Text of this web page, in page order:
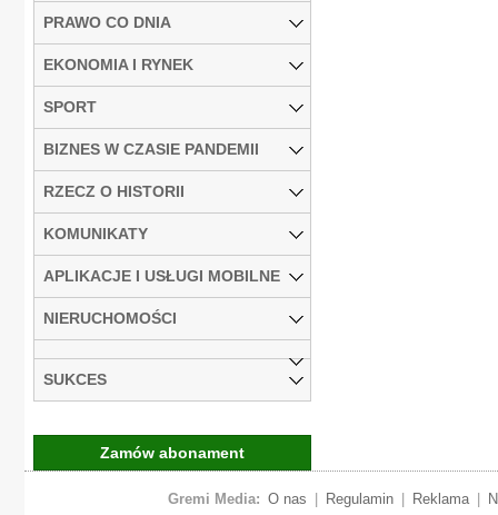
PRAWO CO DNIA
EKONOMIA I RYNEK
SPORT
BIZNES W CZASIE PANDEMII
RZECZ O HISTORII
KOMUNIKATY
APLIKACJE I USŁUGI MOBILNE
NIERUCHOMOŚCI
SUKCES
Zamów abonament
Gremi Media: O nas Regulamin Reklama